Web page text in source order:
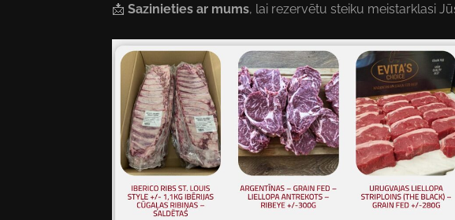
📩 Sazinieties ar mums, lai rezervētu steiku meistarklasi